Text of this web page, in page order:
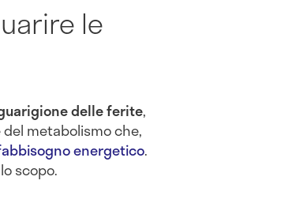
le
delle ferite,
del metabolismo che,
energetico.
scopo.